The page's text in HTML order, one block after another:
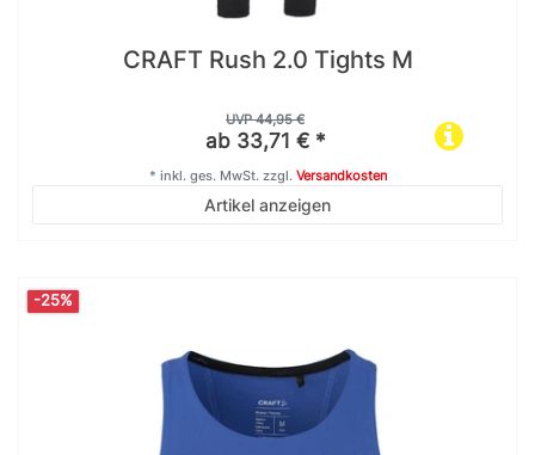
CRAFT Rush 2.0 Tights M
UVP 44,95 €
ab 33,71 € *
Artikel anzeigen
* inkl. ges. MwSt.zzgl. Versandkosten
-25%